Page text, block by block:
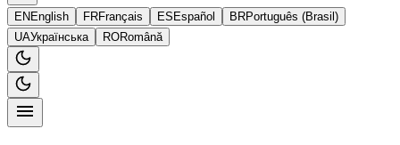
EN English FRFrançais ES Español BRPortuguês (Brasil)
UAУкраїнська RORomână